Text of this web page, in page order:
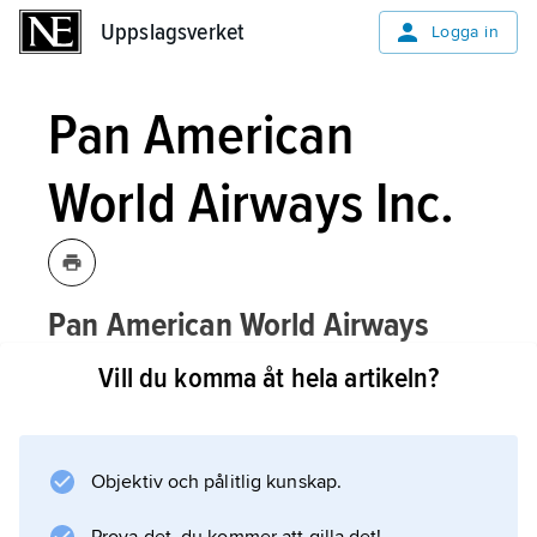
Uppslagsverket Logga in
Pan American
World Airways Inc.
Pan American World Airways
Inc., Pan Am,New York, amerikanskt
Under Juan Trippe utvecklades Pan Am till
världens ledande flygbolag; det var bl.a. först
Vill du komma åt hela artikeln?
Objektiv och pålitlig kunskap.